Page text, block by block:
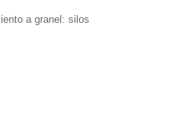
a granel: silos